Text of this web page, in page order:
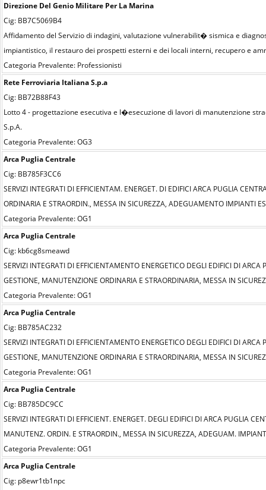
Direzione Del Genio Militare Per La Marina
Cig: BB7C5069B4
Affidamento del Servizio di indagini, valutazione vulnerabilit� sismica e
impiantistico, il restauro dei prospetti esterni e dei locali interni, recupero e
Categoria Prevalente: Professionisti
Rete Ferroviaria Italiana S.p.a
Cig: BB72B88F43
Lotto 4 - progettazione esecutiva e l�esecuzione di lavori di manutenzione
S.p.A.
Categoria Prevalente: OG3
Arca Puglia Centrale
Cig: BB785F3CC6
SERVIZI INTEGRATI DI EFFICIENTAM. ENERGET. DI EDIFICI ARCA PUGLIA
ORDINARIA E STRAORDIN., MESSA IN SICUREZZA, ADEGUAMENTO IMPIANTI
Categoria Prevalente: OG1
Arca Puglia Centrale
Cig: kb6cg8smeawd
SERVIZI INTEGRATI DI EFFICIENTAMENTO ENERGETICO DEGLI EDIFICI DI
GESTIONE, MANUTENZIONE ORDINARIA E STRAORDINARIA, MESSA IN
Categoria Prevalente: OG1
Arca Puglia Centrale
Cig: BB785AC232
SERVIZI INTEGRATI DI EFFICIENTAMENTO ENERGETICO DEGLI EDIFICI DI
GESTIONE, MANUTENZIONE ORDINARIA E STRAORDINARIA, MESSA IN
Categoria Prevalente: OG1
Arca Puglia Centrale
Cig: BB785DC9CC
SERVIZI INTEGRATI DI EFFICIENT. ENERGET. DEGLI EDIFICI DI ARCA PUGLIA
MANUTENZ. ORDIN. E STRAORDIN., MESSA IN SICUREZZA, ADEGUAM.
Categoria Prevalente: OG1
Arca Puglia Centrale
Cig: p8ewr1tb1npc